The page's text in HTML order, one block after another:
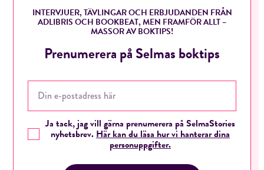
INTERVJUER, TÄVLINGAR OCH ERBJUDANDEN FRÅN
ADLIBRIS OCH BOOKBEAT, MEN FRAMFÖR ALLT –
MASSOR AV BOKTIPS!
Prenumerera på Selmas boktips
Ja tack, jag vill gärna prenumerera på SelmaStories
nyhetsbrev.Här kan du läsa hur vi hanterar dina
personuppgifter.